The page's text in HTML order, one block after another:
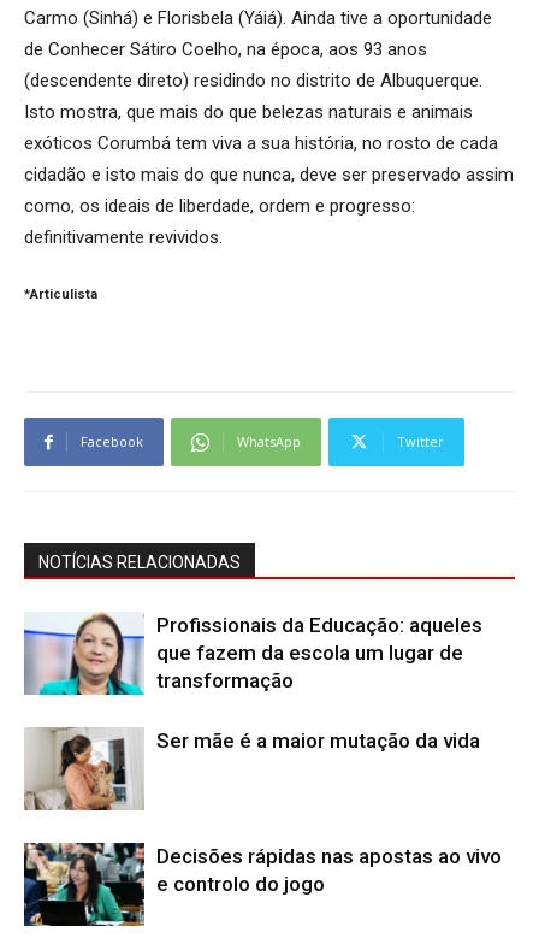
Carmo (Sinhá) e Florisbela (Yáiá). Ainda tive a oportunidade
de Conhecer Sátiro Coelho, na época, aos 93 anos
(descendente direto) residindo no distrito de Albuquerque.
Isto mostra, que mais do que belezas naturais e animais
exóticos Corumbá tem viva a sua história, no rosto de cada
cidadão e isto mais do que nunca, deve ser preservado assim
como, os ideais de liberdade, ordem e progresso:
definitivamente revividos.
*Articulista
Facebook WhatsApp Twitter
NOTÍCIAS RELACIONADAS
Profissionais da Educação: aqueles
que fazem da escola um lugar de
transformação
Ser mãe é a maior mutação da vida
Decisões rápidas nas apostas ao vivo
e controlo do jogo